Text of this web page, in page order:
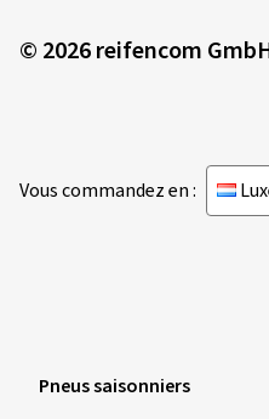
© 2026 reifencom
Vous commandez en :
Pneus saisonniers